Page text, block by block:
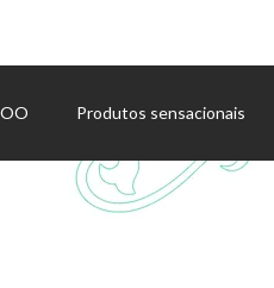
Produtos sensacionais